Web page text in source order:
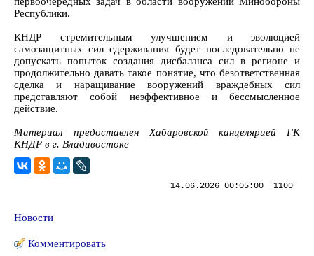
Республики.
КНДР стремительным улучшением и эволюцией
самозащитных сил сдерживания будет последовательно не
допускать попыток создания дисбаланса сил в регионе и
продолжительно давать такое понятие, что безответственная
сделка и наращивание вооружений враждебных сил
представляют собой неэффективное и бессмысленное
действие.
Материал предоставлен Хабаровской канцелярией ГК
КНДР в г. Владивостоке
14.06.2026 00:05:00 +1100
Новости
Комментировать